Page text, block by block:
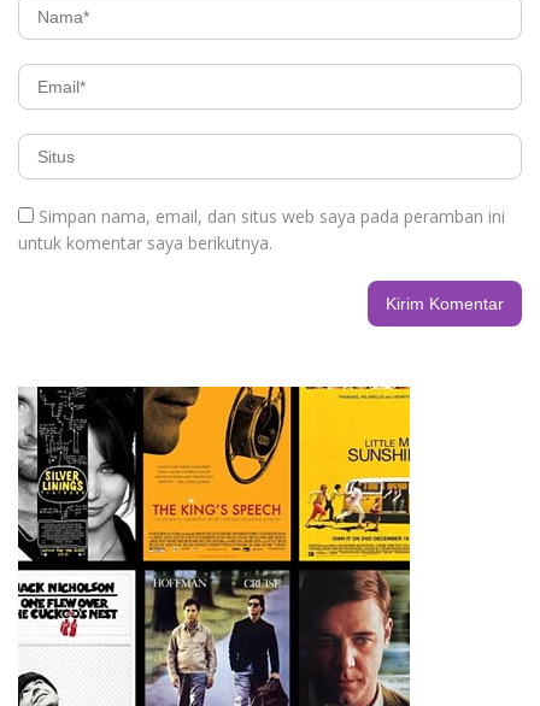
Simpan nama, email, dan situs web saya pada peramban ini
untuk komentar saya berikutnya.